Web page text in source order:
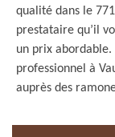
qualité dans le
prestataire qu’il
un prix abordable.
professionnel à
auprès des